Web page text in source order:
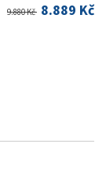
9.880 Kč 8.889 Kč